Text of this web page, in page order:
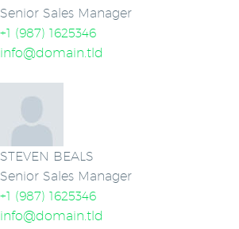
Senior Sales Manager
+1 (987) 1625346
info@domain.tld
STEVEN BEALS
Senior Sales Manager
+1 (987) 1625346
info@domain.tld